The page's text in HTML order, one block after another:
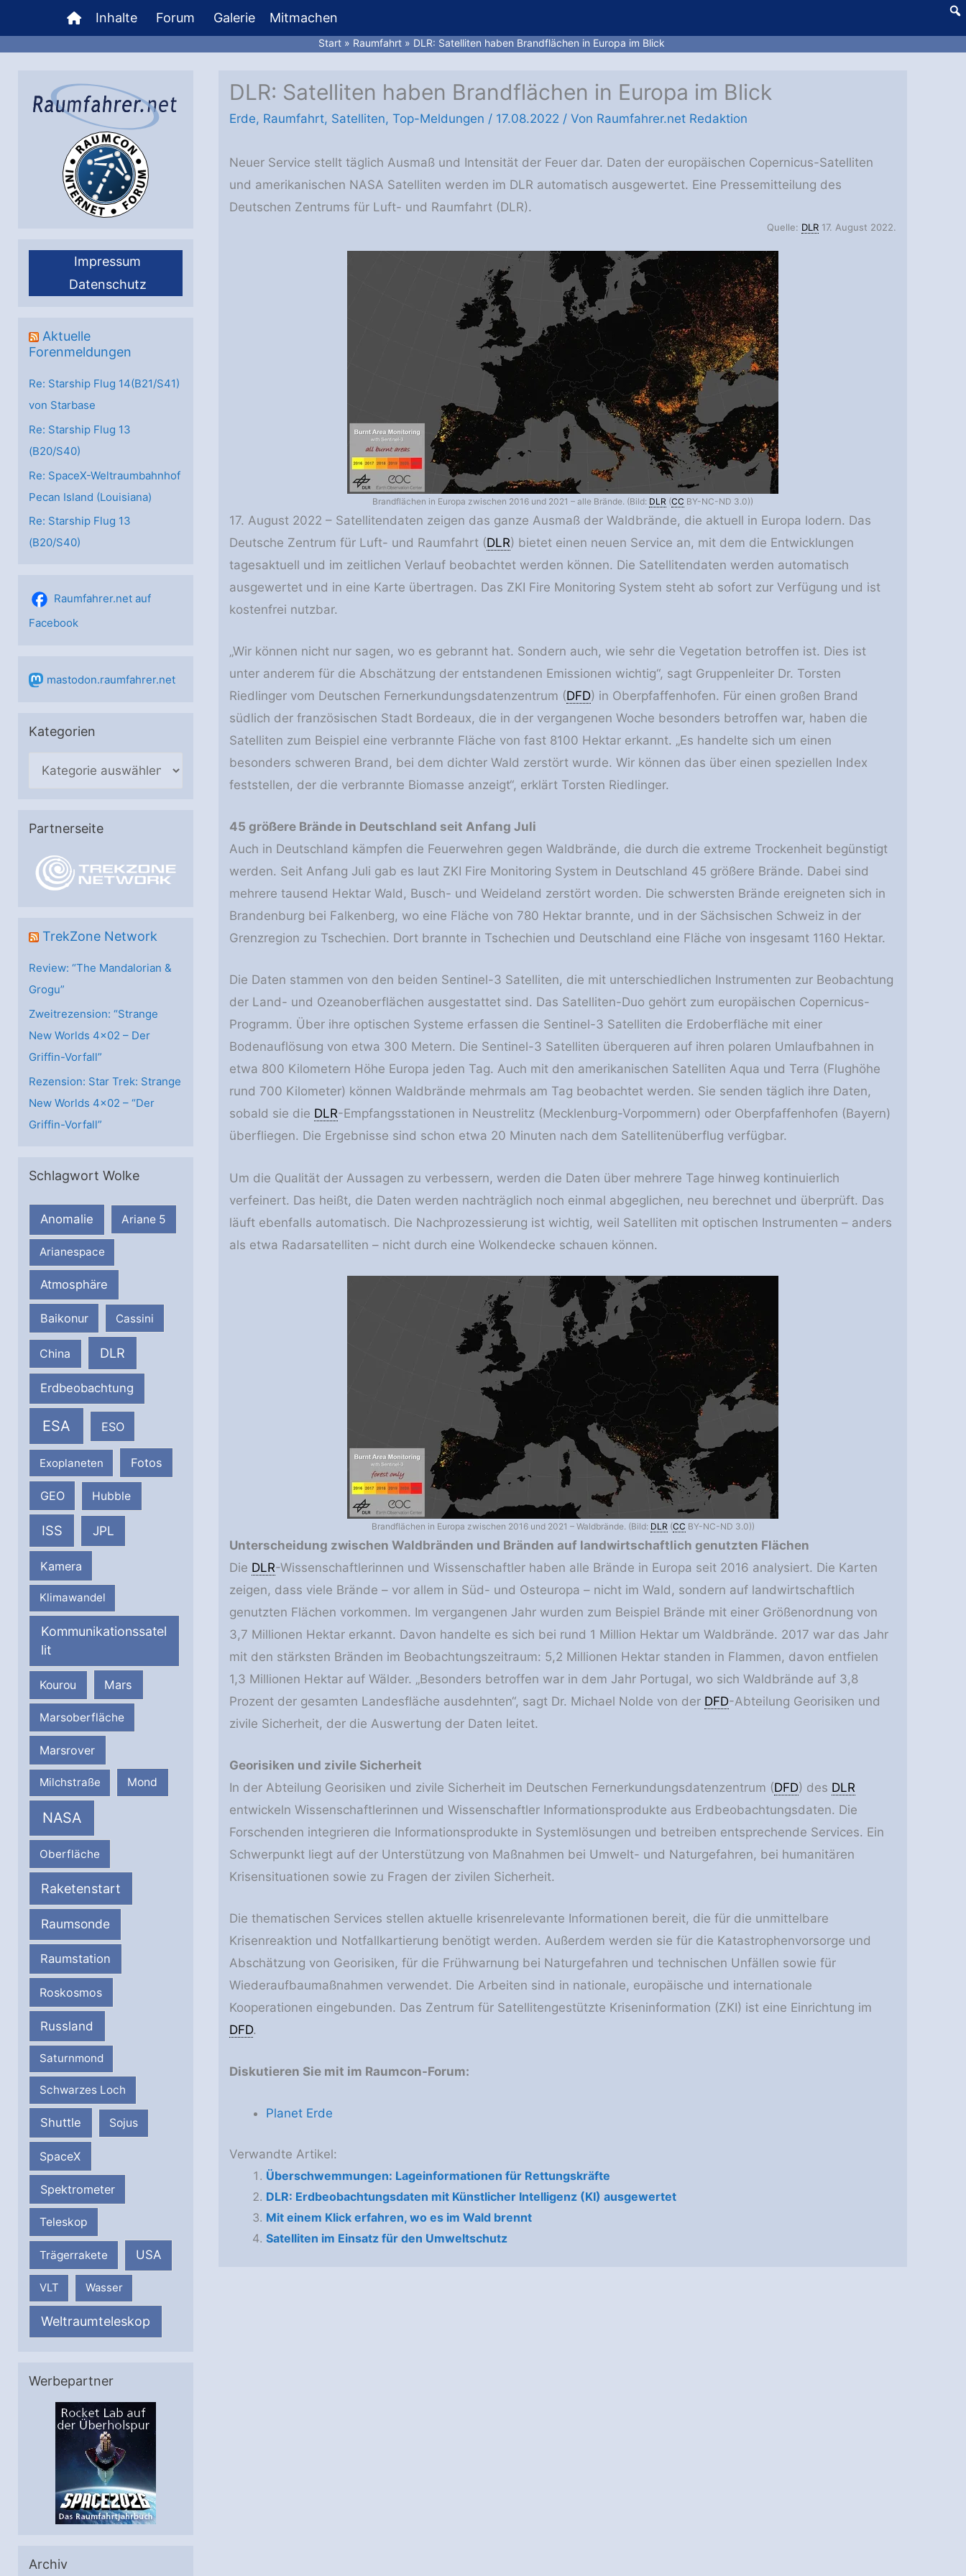
Inhalt
springen
Inhalte Forum Galerie Mitmachen
Start Raumfahrt DLR: Satelliten haben Brandflächen in Europa im Blick
Impressum
Datenschutz
Aktuelle
Forenmeldungen
Re: Starship Flug 14(B21/S41)
von Starbase
Re: Starship Flug 13
(B20/S40)
Re: SpaceX-Weltraumbahnhof
Pecan Island (Louisiana)
Re: Starship Flug 13
(B20/S40)
Raumfahrer.net auf
Facebook
mastodon.raumfahrer.net
Kategorien
e
e
Partnerseite
TrekZone Network
Review: “The Mandalorian &
Grogu”
Zweitrezension: “Strange
New Worlds 4×02 – Der
Griffin-Vorfall”
Rezension: Star Trek: Strange
New Worlds 4×02 – “Der
Griffin-Vorfall”
Schlagwort Wolke
Anomalie Ariane 5
Arianespace
Atmosphäre
Baikonur Cassini
China DLR
Erdbeobachtung
ESA ESO
Exoplaneten Fotos
GEO Hubble
ISS JPL
Kamera
Klimawandel
Kommunikationssatel
lit
Kourou Mars
Marsoberfläche
Marsrover
Milchstraße Mond
NASA
Oberfläche
Raketenstart
Raumsonde
Raumstation
Roskosmos
Russland
Saturnmond
Schwarzes Loch
Shuttle Sojus
SpaceX
Spektrometer
Teleskop
Trägerrakete USA
VLT Wasser
Weltraumteleskop
Werbepartner
Archiv
DLR: Satelliten haben Brandflächen in Europa im Blick
Erde, Raumfahrt, Satelliten, Top-Meldungen / 17.08.2022 / Von Raumfahrer.net Redaktion
Neuer Service stellt täglich Ausmaß und Intensität der Feuer dar. Daten der europäischen Copernicus-Satelliten
und amerikanischen NASA Satelliten werden im DLR automatisch ausgewertet. Eine Pressemitteilung des
Deutschen Zentrums für Luft- und Raumfahrt (DLR).
Quelle: DLR 17. August 2022.
Brandflächen in Europa zwischen 2016 und 2021 – alle Brände. (Bild: DLR (CC BY-NC-ND 3.0))
17. August 2022 – Satellitendaten zeigen das ganze Ausmaß der Waldbrände, die aktuell in Europa lodern. Das
Deutsche Zentrum für Luft- und Raumfahrt (DLR) bietet einen neuen Service an, mit dem die Entwicklungen
tagesaktuell und im zeitlichen Verlauf beobachtet werden können. Die Satellitendaten werden automatisch
ausgewertet und in eine Karte übertragen. Das ZKI Fire Monitoring System steht ab sofort zur Verfügung und ist
kostenfrei nutzbar.
„Wir können nicht nur sagen, wo es gebrannt hat. Sondern auch, wie sehr die Vegetation betroffen ist. Dies ist
unter anderem für die Abschätzung der entstandenen Emissionen wichtig“, sagt Gruppenleiter Dr. Torsten
Riedlinger vom Deutschen Fernerkundungsdatenzentrum (DFD) in Oberpfaffenhofen. Für einen großen Brand
südlich der französischen Stadt Bordeaux, die in der vergangenen Woche besonders betroffen war, haben die
Satelliten zum Beispiel eine verbrannte Fläche von fast 8100 Hektar erkannt. „Es handelte sich um einen
besonders schweren Brand, bei dem dichter Wald zerstört wurde. Wir können das über einen speziellen Index
feststellen, der die verbrannte Biomasse anzeigt“, erklärt Torsten Riedlinger.
45 größere Brände in Deutschland seit Anfang Juli
Auch in Deutschland kämpfen die Feuerwehren gegen Waldbrände, die durch die extreme Trockenheit begünstigt
werden. Seit Anfang Juli gab es laut ZKI Fire Monitoring System in Deutschland 45 größere Brände. Dabei sind
mehrere tausend Hektar Wald, Busch- und Weideland zerstört worden. Die schwersten Brände ereigneten sich in
Brandenburg bei Falkenberg, wo eine Fläche von 780 Hektar brannte, und in der Sächsischen Schweiz in der
Grenzregion zu Tschechien. Dort brannte in Tschechien und Deutschland eine Fläche von insgesamt 1160 Hektar.
Die Daten stammen von den beiden Sentinel-3 Satelliten, die mit unterschiedlichen Instrumenten zur Beobachtung
der Land- und Ozeanoberflächen ausgestattet sind. Das Satelliten-Duo gehört zum europäischen Copernicus-
Programm. Über ihre optischen Systeme erfassen die Sentinel-3 Satelliten die Erdoberfläche mit einer
Bodenauflösung von etwa 300 Metern. Die Sentinel-3 Satelliten überqueren auf ihren polaren Umlaufbahnen in
etwa 800 Kilometern Höhe Europa jeden Tag. Auch mit den amerikanischen Satelliten Aqua und Terra (Flughöhe
rund 700 Kilometer) können Waldbrände mehrmals am Tag beobachtet werden. Sie senden täglich ihre Daten,
sobald sie die DLR-Empfangsstationen in Neustrelitz (Mecklenburg-Vorpommern) oder Oberpfaffenhofen (Bayern)
überfliegen. Die Ergebnisse sind schon etwa 20 Minuten nach dem Satellitenüberflug verfügbar.
Um die Qualität der Aussagen zu verbessern, werden die Daten über mehrere Tage hinweg kontinuierlich
verfeinert. Das heißt, die Daten werden nachträglich noch einmal abgeglichen, neu berechnet und überprüft. Das
läuft ebenfalls automatisch. Die Nachprozessierung ist wichtig, weil Satelliten mit optischen Instrumenten – anders
als etwa Radarsatelliten – nicht durch eine Wolkendecke schauen können.
Brandflächen in Europa zwischen 2016 und 2021 – Waldbrände. (Bild: DLR (CC BY-NC-ND 3.0))
Unterscheidung zwischen Waldbränden und Bränden auf landwirtschaftlich genutzten Flächen
Die DLR-Wissenschaftlerinnen und Wissenschaftler haben alle Brände in Europa seit 2016 analysiert. Die Karten
zeigen, dass viele Brände – vor allem in Süd- und Osteuropa – nicht im Wald, sondern auf landwirtschaftlich
genutzten Flächen vorkommen. Im vergangenen Jahr wurden zum Beispiel Brände mit einer Größenordnung von
3,7 Millionen Hektar erkannt. Davon handelte es sich bei rund 1 Million Hektar um Waldbrände. 2017 war das Jahr
mit den stärksten Bränden im Beobachtungszeitraum: 5,2 Millionen Hektar standen in Flammen, davon entfielen
1,3 Millionen Hektar auf Wälder. „Besonders betroffen war in dem Jahr Portugal, wo sich Waldbrände auf 3,8
Prozent der gesamten Landesfläche ausdehnten“, sagt Dr. Michael Nolde von der DFD-Abteilung Georisiken und
zivile Sicherheit, der die Auswertung der Daten leitet.
Georisiken und zivile Sicherheit
In der Abteilung Georisiken und zivile Sicherheit im Deutschen Fernerkundungsdatenzentrum (DFD) des DLR
entwickeln Wissenschaftlerinnen und Wissenschaftler Informationsprodukte aus Erdbeobachtungsdaten. Die
Forschenden integrieren die Informationsprodukte in Systemlösungen und betreiben entsprechende Services. Ein
Schwerpunkt liegt auf der Unterstützung von Maßnahmen bei Umwelt- und Naturgefahren, bei humanitären
Krisensituationen sowie zu Fragen der zivilen Sicherheit.
Die thematischen Services stellen aktuelle krisenrelevante Informationen bereit, die für die unmittelbare
Krisenreaktion und Notfallkartierung benötigt werden. Außerdem werden sie für die Katastrophenvorsorge und
Abschätzung von Georisiken, für die Frühwarnung bei Naturgefahren und technischen Unfällen sowie für
Wiederaufbaumaßnahmen verwendet. Die Arbeiten sind in nationale, europäische und internationale
Kooperationen eingebunden. Das Zentrum für Satellitengestützte Kriseninformation (ZKI) ist eine Einrichtung im
DFD.
Diskutieren Sie mit im Raumcon-Forum:
Planet Erde
Verwandte Artikel:
Überschwemmungen: Lageinformationen für Rettungskräfte
DLR: Erdbeobachtungsdaten mit Künstlicher Intelligenz (KI) ausgewertet
Mit einem Klick erfahren, wo es im Wald brennt
Sa­tel­li­ten im Ein­satz für den Um­welt­schutz